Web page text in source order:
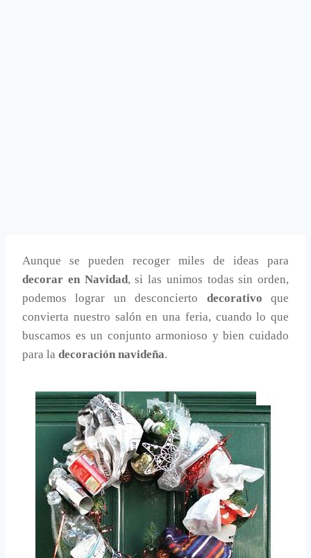
Aunque se pueden recoger miles de ideas para
decorar en Navidad, si las unimos todas sin orden,
podemos lograr un desconcierto decorativo que
convierta nuestro salón en una feria, cuando lo que
buscamos es un conjunto armonioso y bien cuidado
para la decoración navideña.